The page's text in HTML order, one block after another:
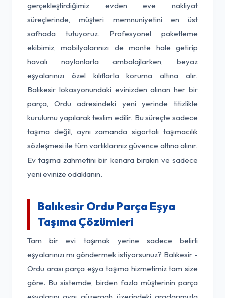
gerçekleştirdiğimiz evden eve nakliyat
süreçlerinde, müşteri memnuniyetini en üst
safhada tutuyoruz. Profesyonel paketleme
ekibimiz, mobilyalarınızı de monte hale getirip
havalı naylonlarla ambalajlarken, beyaz
eşyalarınızı özel kılıflarla koruma altına alır.
Balıkesir lokasyonundaki evinizden alınan her bir
parça, Ordu adresindeki yeni yerinde titizlikle
kurulumu yapılarak teslim edilir. Bu süreçte sadece
taşıma değil, aynı zamanda sigortalı taşımacılık
sözleşmesi ile tüm varlıklarınız güvence altına alınır.
Ev taşıma zahmetini bir kenara bırakın ve sadece
yeni evinize odaklanın.
Balıkesir Ordu Parça Eşya
Taşıma Çözümleri
Tam bir evi taşımak yerine sadece belirli
eşyalarınızı mı göndermek istiyorsunuz? Balıkesir -
Ordu arası parça eşya taşıma hizmetimiz tam size
göre. Bu sistemde, birden fazla müşterinin parça